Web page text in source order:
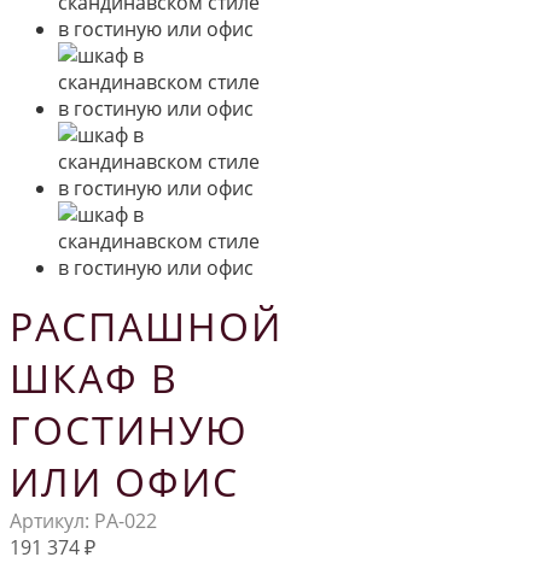
РАСПАШНОЙ
ШКАФ В
ГОСТИНУЮ
ИЛИ ОФИС
Артикул: РА-022
191 374₽